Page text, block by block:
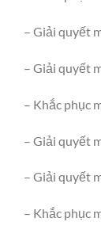
– Giải quyết
– Giải quyết
– Khắc phục
– Giải quyết
– Giải quyết
– Khắc phục